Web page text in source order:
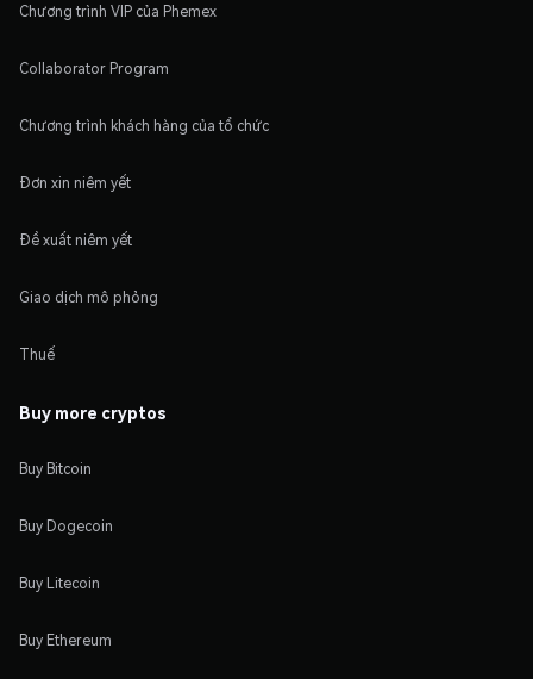
Chương trình VIP của Phemex
Collaborator Program
Chương trình khách hàng của tổ chức
Đơn xin niêm yết
Đề xuất niêm yết
Giao dịch mô phỏng
Thuế
Buy more cryptos
Buy Bitcoin
Buy Dogecoin
Buy Litecoin
Buy Ethereum